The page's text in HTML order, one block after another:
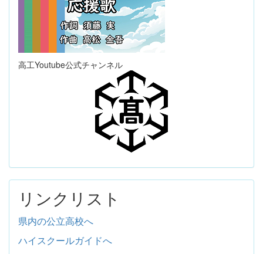
高工Youtube公式チャンネル
リンクリスト
県内の公立高校へ
ハイスクールガイドへ